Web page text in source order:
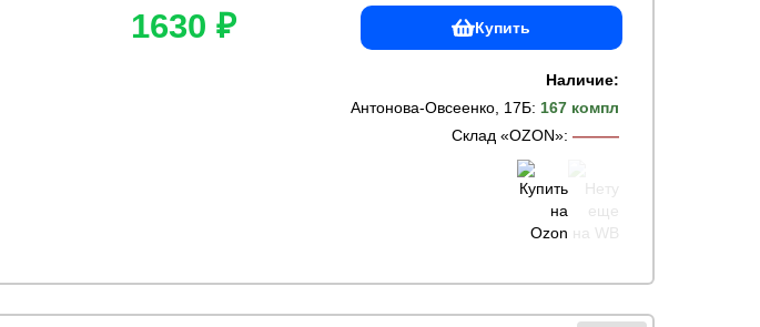
1630 ₽ Купить
Наличие:
Антонова-Овсеенко, 17Б: 167 компл
Склад «OZON»: ———